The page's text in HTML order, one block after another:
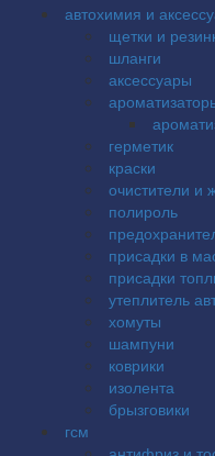
автохимия и
щетки и
шланги
аксессуары
герметик
краски
очистители и
полироль
присадки в
присадки
утеплитель
хомуты
шампуни
коврики
изолента
брызговики
гсм